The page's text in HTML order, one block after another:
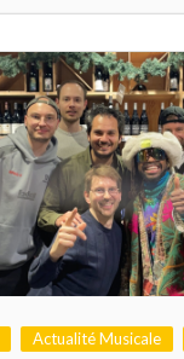
Actualité Musicale